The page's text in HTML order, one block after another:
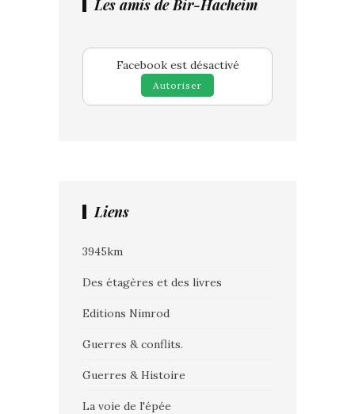
Les amis de Bir-Hacheim
Facebook est désactivé
Autoriser
Liens
3945km
Des étagères et des livres
Editions Nimrod
Guerres & conflits.
Guerres & Histoire
La voie de l'épée